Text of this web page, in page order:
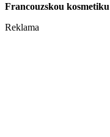
Francouzskou
Reklama